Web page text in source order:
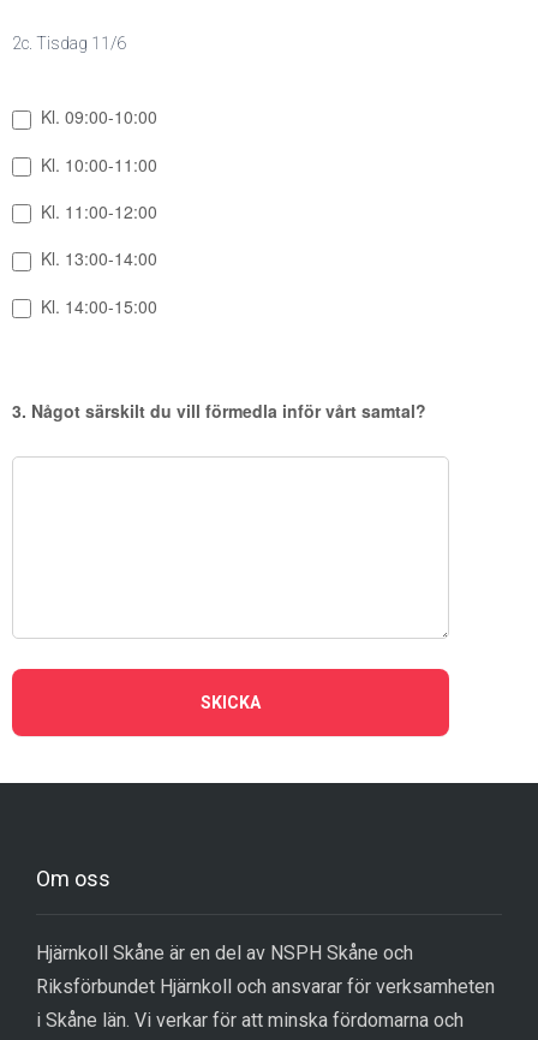
2c. Tisdag 11/6
Kl. 09:00-10:00
Kl. 10:00-11:00
Kl. 11:00-12:00
Kl. 13:00-14:00
Kl. 14:00-15:00
3. Något särskilt du vill förmedla inför vårt samtal?
SKICKA
Om oss
Hjärnkoll Skåne är en del av NSPH Skåne och
Riksförbundet Hjärnkoll och ansvarar för verksamheten
i Skåne län. Vi verkar för att minska fördomarna och